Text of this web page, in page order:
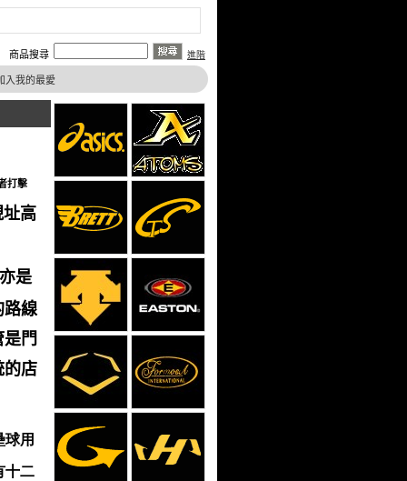
商品搜尋 進階
入我的最愛
打擊
址高
是
路線
門
的店
球用
十二